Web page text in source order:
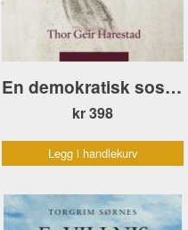
En demokratisk sosialist. Gustav Natvig-Pedersen
kr 398
Legg i handlekurv